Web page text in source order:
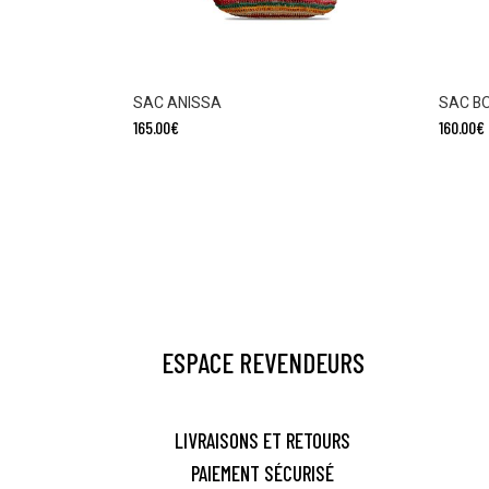
SAC ANISSA
165.00€
SAC
160.00€
ESPACE REVENDEURS
LIVRAISONS ET RETOURS
PAIEMENT SÉCURISÉ